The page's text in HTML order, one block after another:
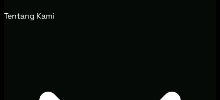
Tentang Kami